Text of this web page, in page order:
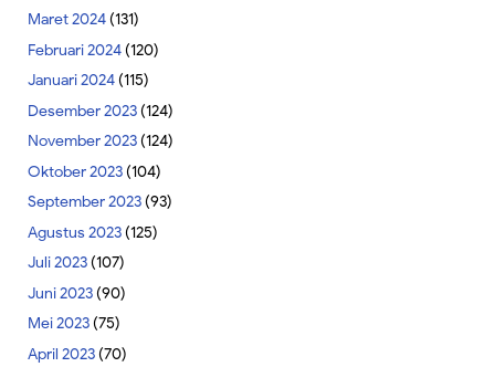
Maret 2024(131)
Februari 2024(120)
Januari 2024(115)
Desember 2023(124)
November 2023(124)
Oktober 2023(104)
September 2023(93)
Agustus 2023(125)
Juli 2023(107)
Juni 2023(90)
Mei 2023(75)
April 2023(70)